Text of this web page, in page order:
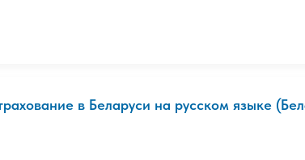
в Беларуси на русском языке